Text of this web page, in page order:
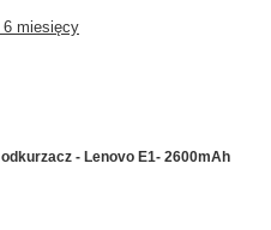
6 miesięcy
- Lenovo E1- 2600mAh